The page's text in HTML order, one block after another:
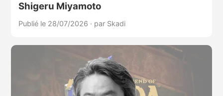
Shigeru Miyamoto
Publié le 28/07/2026 · par Skadi